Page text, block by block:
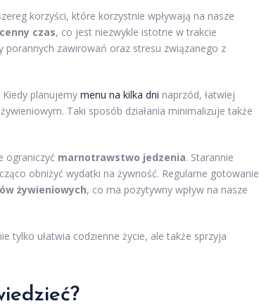
korzyści, które korzystnie wpływają na nasze
czas, co jest niezwykle istotne w trakcie
zawirowań oraz stresu związanego z
Kiedy planujemy menu na kilka dni naprzód, łatwiej
Taki sposób działania minimalizuje także
ograniczyć marnotrawstwo jedzenia. Starannie
obniżyć wydatki na żywność. Regularne gotowanie
żywieniowych, co ma pozytywny wpływ na nasze
tylko ułatwia codzienne życie, ale także sprzyja